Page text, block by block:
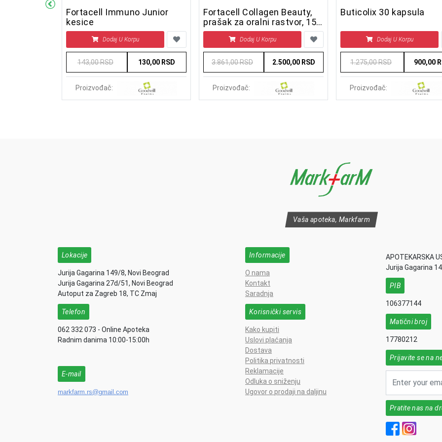
Fortacell Immuno Junior
kesice
Dodaj U Korpu
143,00 RSD 130,00 RSD
Proizvođač:
Fortacell Collagen Beauty,
prašak za oralni rastvor, 15
kesica
Dodaj U Korpu
3.861,00 RSD 2.500,00 RSD
Proizvođač:
Buticolix 30 kapsula
Dodaj U Korpu
1.275,00 RSD 900,00
Proizvođač:
Vaša apoteka, Markfarm
Lokacije
Jurija Gagarina 149/8, Novi Beograd
Jurija Gagarina 27d/51, Novi Beograd
Autoput za Zagreb 18, TC Zmaj
Telefon
062 332 073 - Online Apoteka
Radnim danima 10:00-15:00h
E-mail
markfarm.rs@gmail.com
Informacije
O nama
Kontakt
Saradnja
Korisnički servis
Kako kupiti
Uslovi plaćanja
Dostava
Politika privatnosti
Reklamacije
Odluka o sniženju
Ugovor o prodaji na daljinu
APOTEKARSKA
Jurija Gagarina
PIB
106377144
Matični broj
17780212
Prijavite se na
Pratite nas na